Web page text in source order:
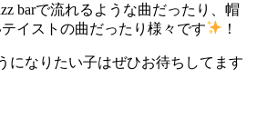
barで流れるような曲だったり、帽
イストの曲だったり様々です
！
になりたい子はぜひお待ちしてます